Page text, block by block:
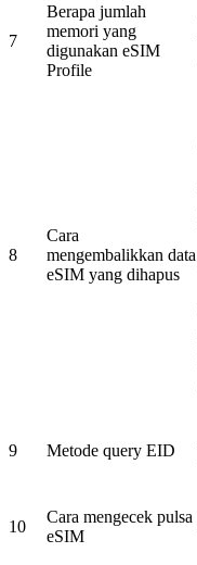
7
Berapa jumlah
memori yang
digunakan eSIM
Profile
8
Cara
mengembalikkan data
eSIM yang dihapus
9 Metode query EID
10
Cara mengecek pulsa
eSIM